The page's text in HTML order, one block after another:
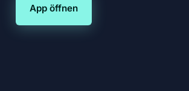
App öffnen